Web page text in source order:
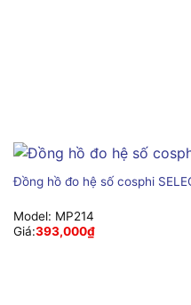
Đồng hồ đo hệ số cosphi
Model: MP214
Giá:393,000₫